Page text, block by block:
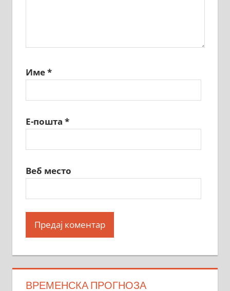
Име*
Е-пошта *
Веб место
ВРЕМЕНСКА ПРОГНОЗА